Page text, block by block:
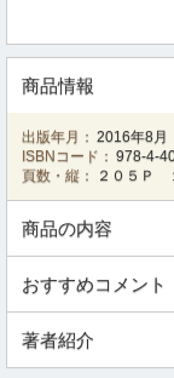
商品情報
出版年月： 2016年8月
ISBNコード： 978-4-
頁数・縦：
２０５Ｐ
商品の内容
おすすめコメント
著者紹介